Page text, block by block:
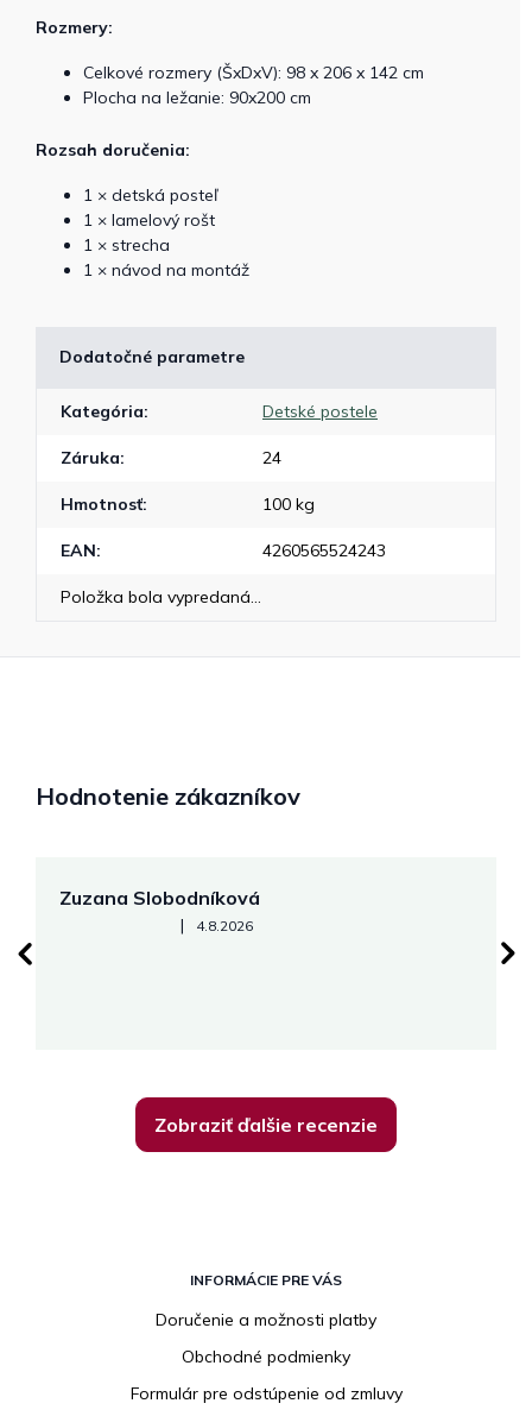
Rozmery:
Celkové rozmery (ŠxDxV): 98 x 206 x 142 cm
Plocha na ležanie: 90x200 cm
Rozsah doručenia:
1 × detská posteľ
1 × lamelový rošt
1 × strecha
1 × návod na montáž
Dodatočné parametre
Kategória: Detské postele
Záruka: 24
Hmotnosť: 100 kg
EAN: 4260565524243
Položka bola vypredaná…
Hodnotenie zákazníkov
Zuzana Slobodníková
Hodnotenie obchodu je 5 z 5 hviezdičiek.
| 4.8.2026
Zobraziť ďalšie recenzie
INFORMÁCIE PRE VÁS
Doručenie a možnosti platby
Obchodné podmienky
Formulár pre odstúpenie od zmluvy